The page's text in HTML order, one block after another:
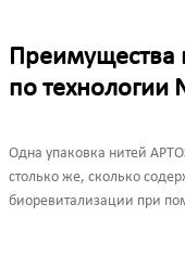
Преимущества
по технологии
Одна упаковка нитей
столько же, сколько
биоревитализации при